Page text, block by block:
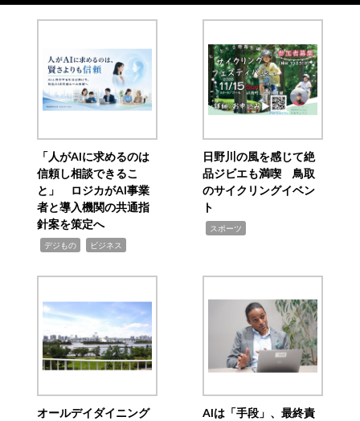
「人がAIに求めるのは
信頼し相談できるこ
と」 ロジカがAI事業
者と導入機関の共通指
針案を策定へ
デジもの ビジネス
日野川の風を感じて絶
品ジビエも満喫 鳥取
のサイクリングイベン
ト
スポーツ
オールデイダイニング
AIは「手段」、最終責